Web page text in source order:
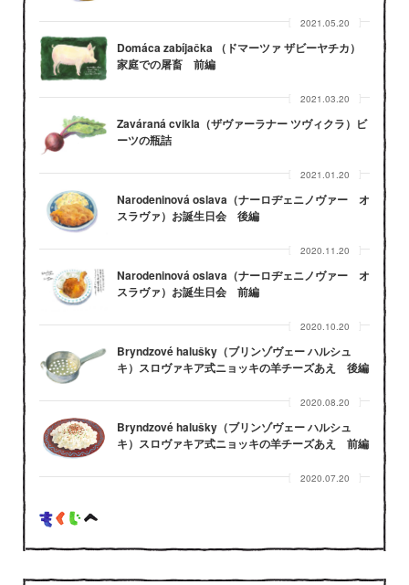
2021.05.20
Domáca zabíjačka （ドマーツァ ザビーヤチカ）
家庭での屠畜 前編
2021.03.20
Zaváraná cvikla（ザヴァーラナー ツヴィクラ）ビ
ーツの瓶詰
2021.01.20
Narodeninová oslava（ナーロヂェニノヴァー オ
スラヴァ）お誕生日会 後編
2020.11.20
Narodeninová oslava（ナーロヂェニノヴァー オ
スラヴァ）お誕生日会 前編
2020.10.20
Bryndzové halušky（ブリンゾヴェー ハルシュ
キ）スロヴァキア式ニョッキの羊チーズあえ 後編
2020.08.20
Bryndzové halušky（ブリンゾヴェー ハルシュ
キ）スロヴァキア式ニョッキの羊チーズあえ 前編
2020.07.20